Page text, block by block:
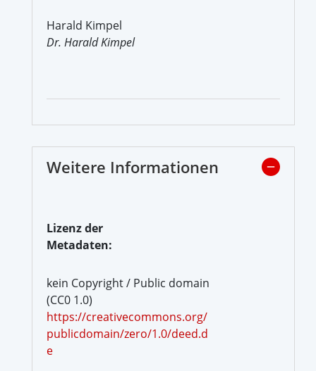
Harald Kimpel
Dr. Harald Kimpel
Weitere Informationen
Lizenz der
Metadaten:
kein Copyright / Public domain
(CC0 1.0)
https://creativecommons.org/
publicdomain/zero/1.0/deed.d
e